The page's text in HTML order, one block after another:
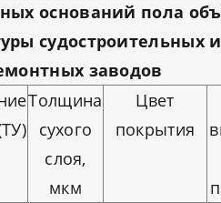
оснований пола
судостроительных и
заводов
Толщина
сухого
слоя,
мкм
Цвет
покрытия